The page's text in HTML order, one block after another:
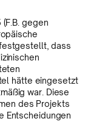
gegen
dass
hätte eingesetzt
war. Diese
des Projekts
Entscheidungen